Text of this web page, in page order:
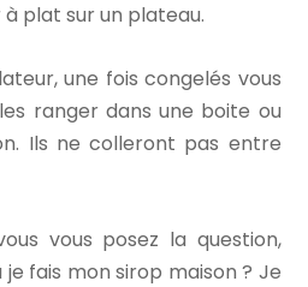
plat sur un plateau.
une fois congelés vous
ranger dans une boite ou
Ils ne colleront pas entre
vous posez la question,
je fais mon sirop maison ? Je